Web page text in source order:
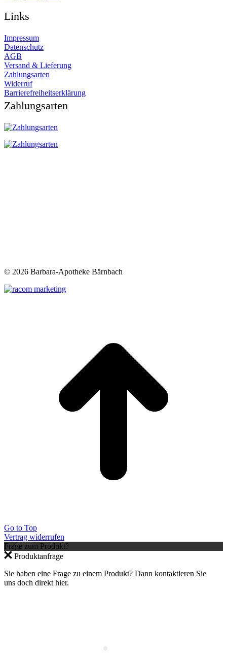
Jetzt anmelden und 10 % auf den ersten
Einkauf sparen – nur gültig im Webshop.
×
Links
Impressum
Datenschutz
AGB
Versand & Lieferung
Zahlungsarten
Widerruf
Barrierefreiheitserklärung
Zahlungsarten
© 2026 Barbara-Apotheke Bärnbach
Go to Top
Vertrag widerrufen
Frage zum Produkt?
Produktanfrage
Sie haben eine Frage zu einem Produkt? Dann kontaktieren Sie
uns doch direkt hier.